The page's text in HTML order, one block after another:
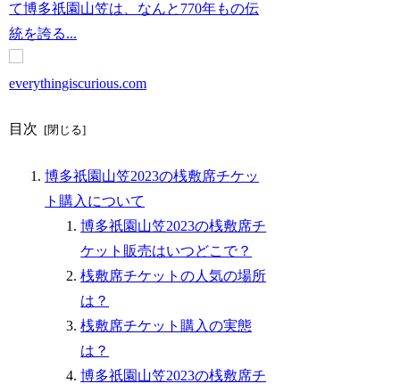
て博多祇園山笠は、なんと770年もの伝
統を誇る...
everythingiscurious.com
目次
博多祇園山笠2023の桟敷席チケッ
ト購入について
博多祇園山笠2023の桟敷席チ
ケット販売はいつどこで？
桟敷席チケットの人気の場所
は？
桟敷席チケット購入の実態
は？
博多祇園山笠2023の桟敷席チ